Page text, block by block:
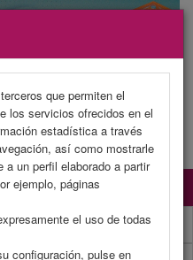
que permiten el
los servicios ofrecidos en el
estadística a través
así como mostrarle
a un perfil elaborado a partir
ejemplo, páginas
el uso de todas
configuración, pulse en